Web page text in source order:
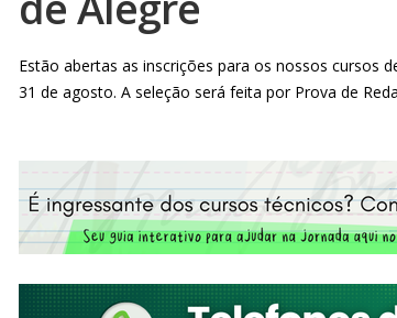
Estão abertas as inscrições para os nossos cursos
31 de agosto. A seleção será feita por Prova de